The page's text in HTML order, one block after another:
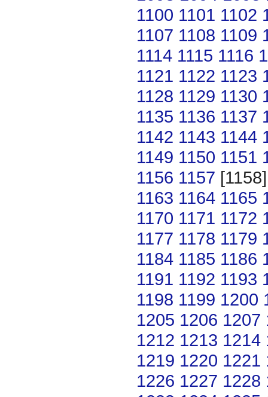
1100 1101 1102
1107 1108 1109
1114 1115 1116
1121 1122 1123
1128 1129 1130
1135 1136 1137
1142 1143 1144
1149 1150 1151
1156 1157
1163 1164 1165
1170 1171 1172
1177 1178 1179
1184 1185 1186
1191 1192 1193
1198 1199 1200
1205 1206 1207
1212 1213 1214
1219 1220 1221
1226 1227 1228